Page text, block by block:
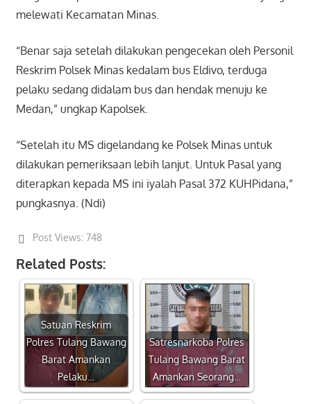
melewati Kecamatan Minas.
“Benar saja setelah dilakukan pengecekan oleh Personil
Reskrim Polsek Minas kedalam bus Eldivo, terduga
pelaku sedang didalam bus dan hendak menuju ke
Medan,” ungkap Kapolsek.
“Setelah itu MS digelandang ke Polsek Minas untuk
dilakukan pemeriksaan lebih lanjut. Untuk Pasal yang
diterapkan kepada MS ini iyalah Pasal 372 KUHPidana,”
pungkasnya. (Ndi)
Post Views: 748
Related Posts:
Satuan Reskrim
Polres Tulang Bawang
Barat Amankan
Pelaku…
Satresnarkoba Polres
Tulang Bawang Barat
Amankan Seorang…